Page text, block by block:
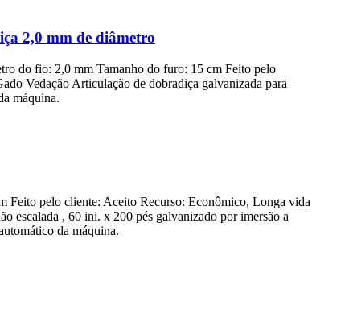
2,0 mm de diâmetro
do fio: 2,0 mm Tamanho do furo: 15 cm Feito pelo
Vedação Articulação de dobradiça galvanizada para
máquina.
Feito pelo cliente: Aceito Recurso: Econômico, Longa vida
escalada , 60 ini. x 200 pés galvanizado por imersão a
da máquina.